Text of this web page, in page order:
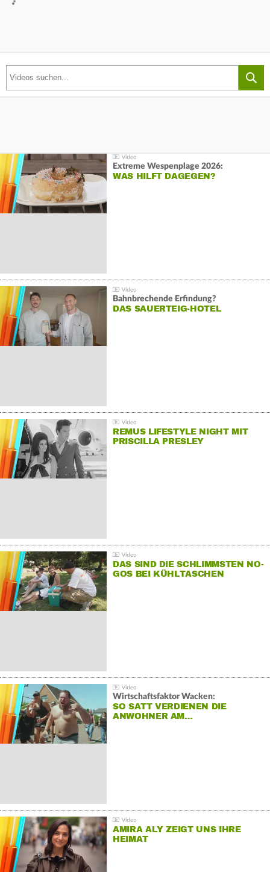
Extreme Wespenplage 2026:
WAS HILFT DAGEGEN?
Bahnbrechende Erfindung?
DAS SAUERTEIG-HOTEL
REMUS LIFESTYLE NIGHT MIT
PRISCILLA PRESLEY
DAS SIND DIE SCHLIMMSTEN NO-
GOS BEI KÜHLTASCHEN
Wirtschaftsfaktor Wacken:
SO SATT VERDIENEN DIE
ANWOHNER AM…
AMIRA ALY ZEIGT UNS IHRE
HEIMAT